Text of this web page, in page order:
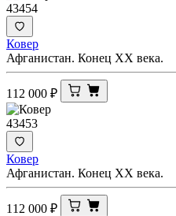
43454
Ковер
Афганистан. Конец XX века.
112 000 ₽
43453
Ковер
Афганистан. Конец XX века.
112 000 ₽